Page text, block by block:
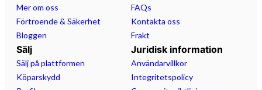
Mer om oss
Förtroende & Säkerhet
Bloggen
FAQs
Kontakta oss
Frakt
Sälj
Sälj på plattformen
Köparskydd
Juridisk information
Användarvillkor
Integritetspolicy